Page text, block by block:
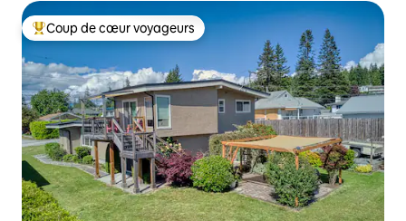
Coup de cœur voyageurs parmi les plus aimés
Coup de cœur voyageurs